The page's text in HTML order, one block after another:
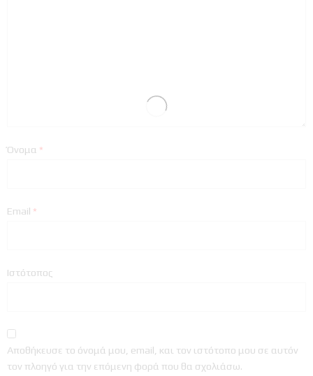
Όνομα *
Email *
Ιστότοπος
Αποθήκευσε το όνομά μου, email, και τον ιστότοπο μου σε αυτόν
τον πλοηγό για την επόμενη φορά που θα σχολιάσω.